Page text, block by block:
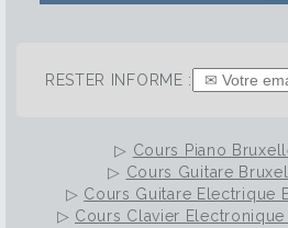
RESTER INFORME :
▷ Cours Piano
▷ Cours Guitare
▷ Cours Guitare Electrique
▷ Cours Clavier